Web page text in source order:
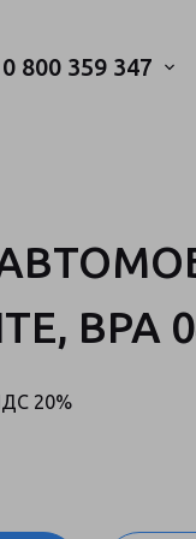
0 800 359 347
телефон*
ОТПРАВИТЬ
ВРА
20%